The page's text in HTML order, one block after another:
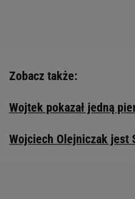
Zobacz także:
Wojtek pokazał jedną
Wojciech Olejniczak jest